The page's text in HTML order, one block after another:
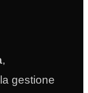
,
gestione